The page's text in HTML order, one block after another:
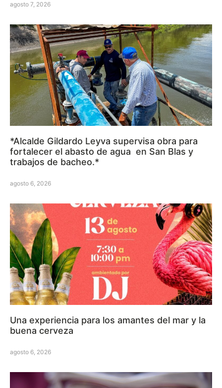
agosto 7, 2026
*Alcalde Gildardo Leyva supervisa obra para
fortalecer el abasto de agua en San Blas y
trabajos de bacheo.*
agosto 6, 2026
Una experiencia para los amantes del mar y la
buena cerveza
agosto 6, 2026